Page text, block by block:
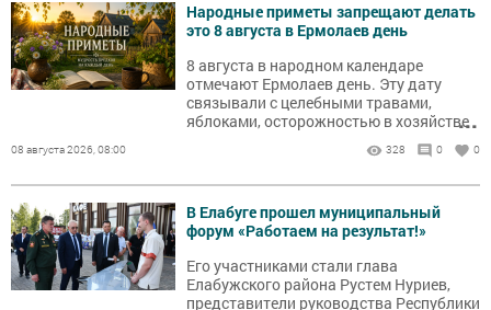
Народные приметы запрещают делать
это 8 августа в Ермолаев день
8 августа в народном календаре
отмечают Ермолаев день. Эту дату
связывали с целебными травами,
яблоками, осторожностью в хозяйстве...
08 августа 2026, 08:00 328 0 0
В Елабуге прошел муниципальный
форум «Работаем на результат!»
Его участниками стали глава
Елабужского района Рустем Нуриев,
представители руководства Республики